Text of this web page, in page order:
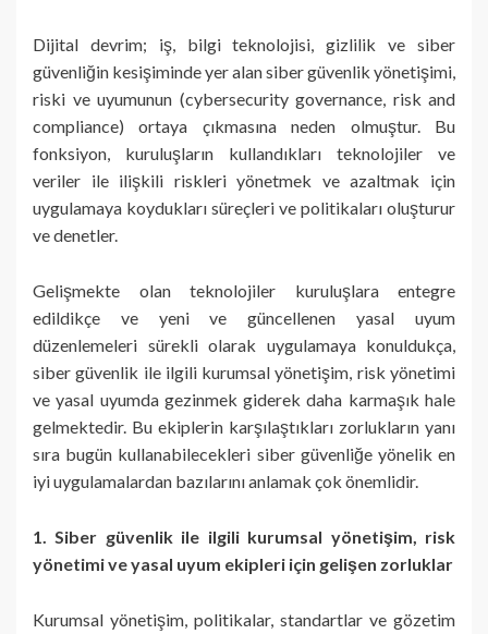
Dijital devrim; iş, bilgi teknolojisi, gizlilik ve siber
güvenliğin kesişiminde yer alan siber güvenlik yönetişimi,
riski ve uyumunun (cybersecurity governance, risk and
compliance) ortaya çıkmasına neden olmuştur. Bu
fonksiyon, kuruluşların kullandıkları teknolojiler ve
veriler ile ilişkili riskleri yönetmek ve azaltmak için
uygulamaya koydukları süreçleri ve politikaları oluşturur
ve denetler.
Gelişmekte olan teknolojiler kuruluşlara entegre
edildikçe ve yeni ve güncellenen yasal uyum
düzenlemeleri sürekli olarak uygulamaya konuldukça,
siber güvenlik ile ilgili kurumsal yönetişim, risk yönetimi
ve yasal uyumda gezinmek giderek daha karmaşık hale
gelmektedir. Bu ekiplerin karşılaştıkları zorlukların yanı
sıra bugün kullanabilecekleri siber güvenliğe yönelik en
iyi uygulamalardan bazılarını anlamak çok önemlidir.
1. Siber güvenlik ile ilgili kurumsal yönetişim, risk
yönetimi ve yasal uyum ekipleri için gelişen zorluklar
Kurumsal yönetişim, politikalar, standartlar ve gözetim